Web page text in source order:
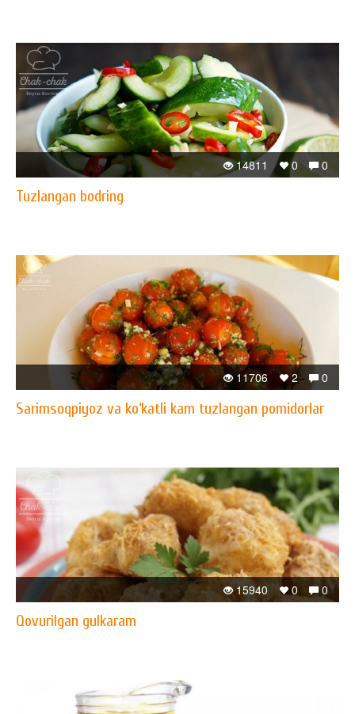
0
0
14811
Tuzlangan bodring
0
2
11706
Sarimsoqpiyoz va ko‘katli kam tuzlangan pomidorlar
0
0
15940
Qovurilgan gulkaram